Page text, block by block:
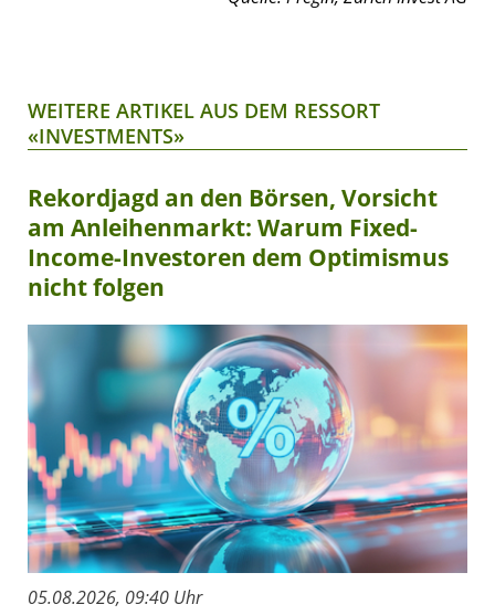
WEITERE ARTIKEL AUS DEM RESSORT
«INVESTMENTS»
Rekordjagd an den Börsen, Vorsicht
am Anleihenmarkt: Warum Fixed-
Income-Investoren dem Optimismus
nicht folgen
05.08.2026, 09:40 Uhr